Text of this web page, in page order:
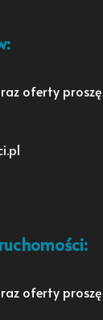
oferty proszę
oferty proszę